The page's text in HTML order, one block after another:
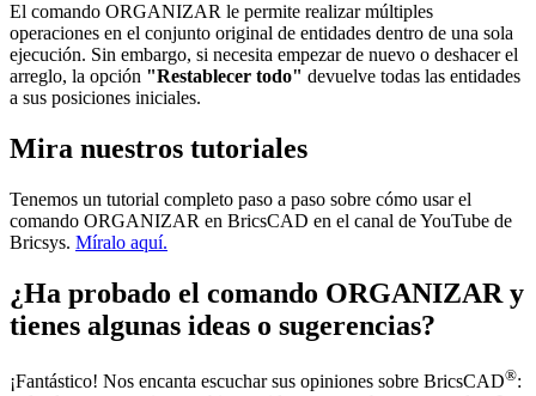
El comando ORGANIZAR le permite realizar múltiples
operaciones en el conjunto original de entidades dentro de una sola
ejecución. Sin embargo, si necesita empezar de nuevo o deshacer el
arreglo, la opción "Restablecer todo" devuelve todas las entidades
a sus posiciones iniciales.
Mira nuestros tutoriales
Tenemos un tutorial completo paso a paso sobre cómo usar el
comando ORGANIZAR en BricsCAD en el canal de YouTube de
Bricsys. Míralo aquí.
¿Ha probado el comando ORGANIZAR y
tienes algunas ideas o sugerencias?
¡Fantástico! Nos encanta escuchar sus opiniones sobre BricsCAD®: